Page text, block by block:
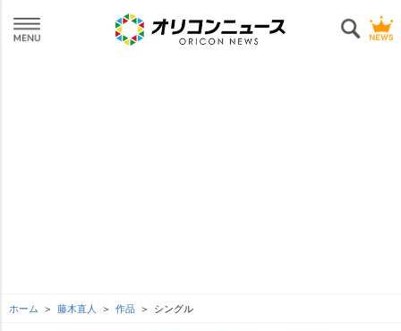
ホーム 藤木直人 作品 シングル